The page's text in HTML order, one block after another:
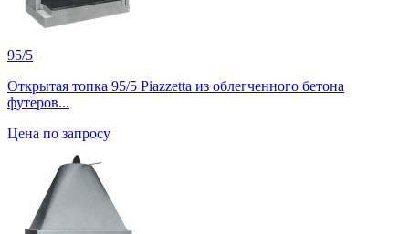
95/5
Открытая топка 95/5 Piazzetta из облегченного бетона
футеров...
Цена по запросу